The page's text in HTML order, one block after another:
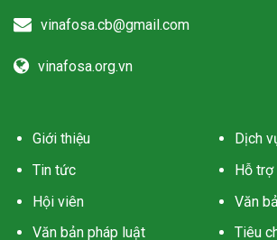
vinafosa.cb@gmail.com
vinafosa.org.vn
Giới thiệu
Tin tức
Hội viên
Văn bản pháp luật
Dịch
Hỗ trợ
Văn
Tiêu